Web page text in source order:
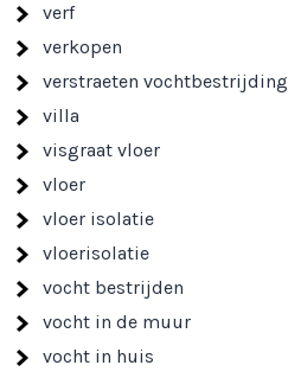
verf
verkopen
verstraeten vochtbestrijding
villa
visgraat vloer
vloer
vloer isolatie
vloerisolatie
vocht bestrijden
vocht in de muur
vocht in huis